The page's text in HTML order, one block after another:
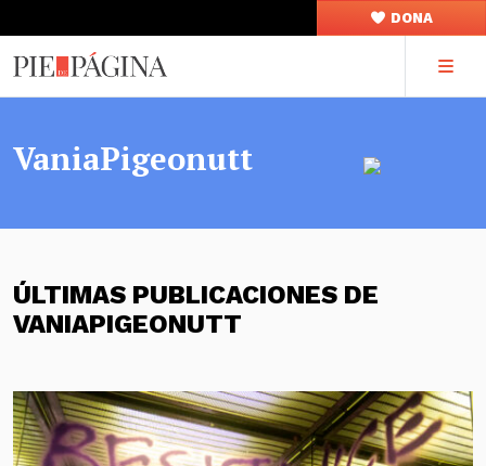
DONA
VaniaPigeonutt
ÚLTIMAS PUBLICACIONES DE
VANIAPIGEONUTT